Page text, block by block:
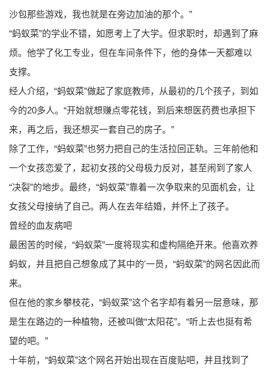
沙包那些游戏，我也就是在旁边加油的那个。”
“蚂蚁菜”的学业不错，如愿考上了大学。但求职时，却遇到了麻
烦。他学了化工专业，但在车间条件下，他的身体一天都难以
支撑。
经人介绍，“蚂蚁菜”做起了家庭教师，从最初的几个孩子，到如
今的20多人。“开始就想赚点零花钱，到后来想医药费也承担下
来，再之后，我还想买一套自己的房子。”
除了工作，“蚂蚁菜”也努力把自己的生活拉回正轨。三年前他和
一个女孩恋爱了，起初女孩的父母极力反对，甚至闹到了家人
“决裂”的地步。最终，“蚂蚁菜”靠着一次争取来的见面机会，让
女孩父母接纳了自己。两人在去年结婚，并怀上了孩子。
曾经的血友病吧
最困苦的时候，“蚂蚁菜”一度将现实和虚构隔绝开来。他喜欢养
蚂蚁，并且把自己想象成了其中的'一员，“蚂蚁菜”的网名因此而
来。
但在他的家乡攀枝花，“蚂蚁菜”这个名字却有着另一层意味，那
是生在路边的一种植物，还被叫做“太阳花”。“听上去也挺有希
望的吧。”
十年前，“蚂蚁菜”这个网名开始出现在百度贴吧，并且找到了